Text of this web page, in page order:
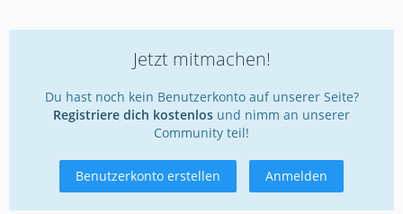
Jetzt mitmachen!
Du hast noch kein Benutzerkonto auf unserer Seite?
Registriere dich kostenlos und nimm an unserer
Community teil!
Benutzerkonto erstellen Anmelden